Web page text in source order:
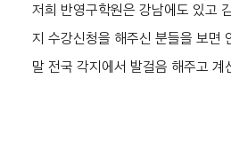
저희 반영구학원은 강남에도 있고
지 수강신청을 해주신 분들을 보면
말 전국 각지에서 발걸음 해주고 계